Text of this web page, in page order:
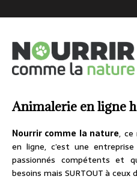
Animalerie en ligne
Nourrir comme la nature, ce
en ligne, c’est une
passionnés compétents et
besoins mais SURTOUT à ceux